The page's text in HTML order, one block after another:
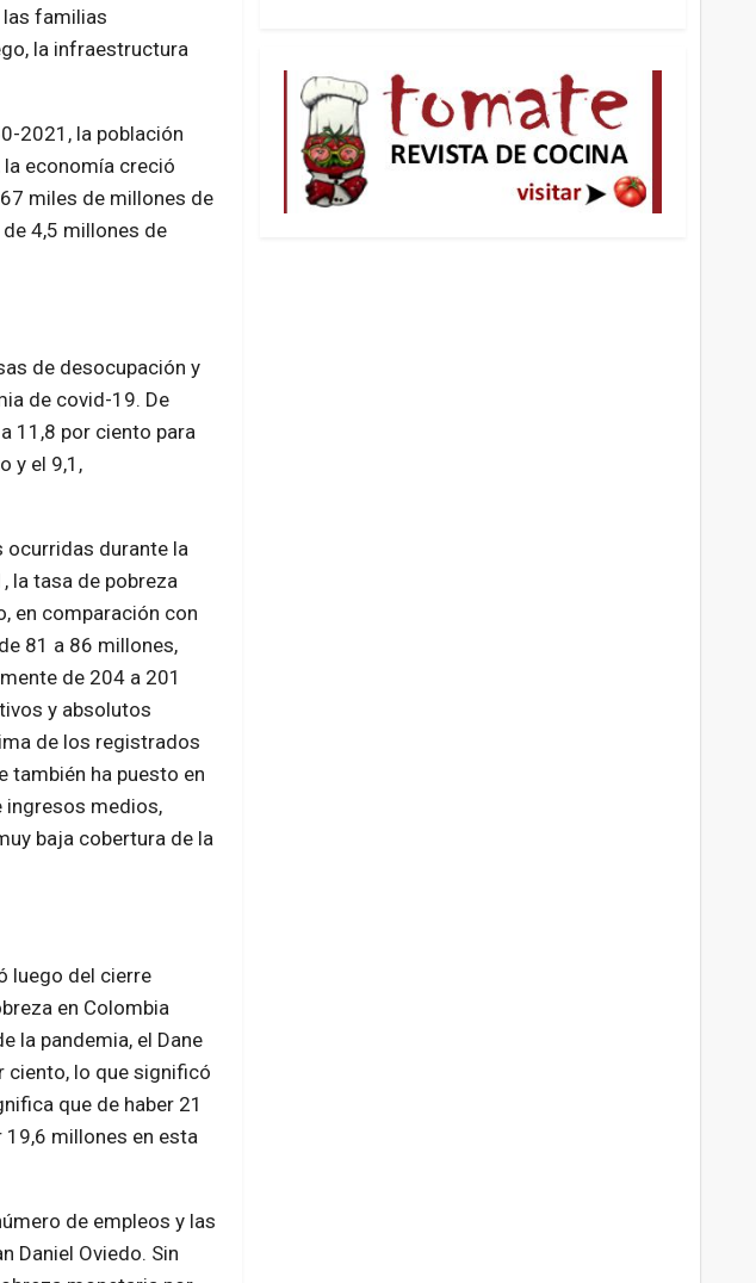
familias
la infraestructura
2021, la población
economía creció
miles de millones de
4,5 millones de
de desocupación y
de covid-19. De
11,8 por ciento para
y el 9,1,
ocurridas durante la
la tasa de pobreza
en comparación con
81 a 86 millones,
de 204 a 201
y absolutos
de los registrados
también ha puesto en
ingresos medios,
baja cobertura de la
luego del cierre
en Colombia
la pandemia, el Dane
ciento, lo que significó
que de haber 21
millones en esta
de empleos y las
Daniel Oviedo. Sin